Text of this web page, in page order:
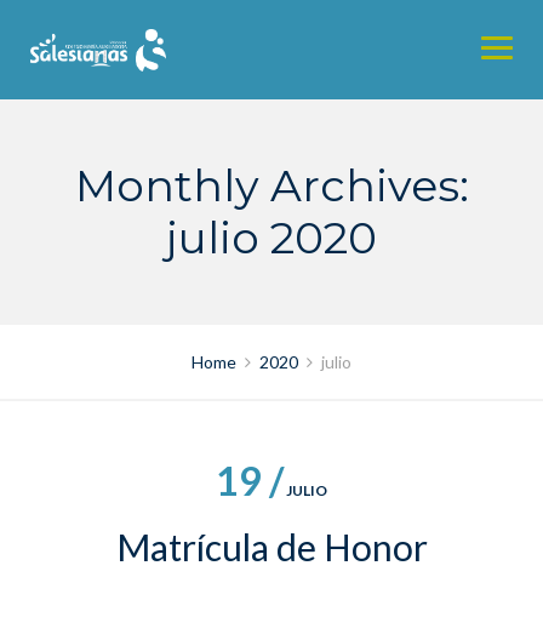
content
Monthly Archives:
julio 2020
Home 2020 julio
19 /JULIO
Matrícula de Honor